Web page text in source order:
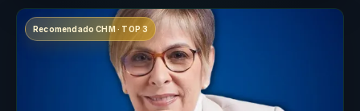
Recomendado CHM · TOP 3